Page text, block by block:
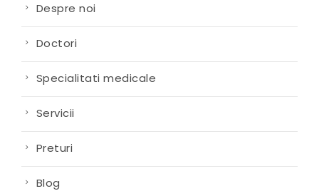
Despre noi
Doctori
Specialitati medicale
Servicii
Preturi
Blog